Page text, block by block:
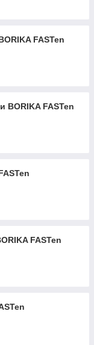
FASTen
BORIKA FASTen
FASTen